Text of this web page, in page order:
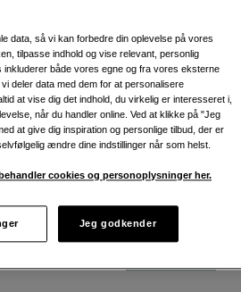
500 kr.
og ekspertrådgivning
data, så vi kan forbedre din oplevelse på vores
tilpasse indhold og vise relevant, personlig
både vores egne og fra vores eksterne
deler data med dem for at personalisere
at vise dig det indhold, du virkelig er interesseret i,
når du handler online. Ved at klikke på "Jeg
at give dig inspiration og personlige tilbud, der er
ændre dine indstillinger når som helst.
cookies og personoplysninger her.
Jeg godkender